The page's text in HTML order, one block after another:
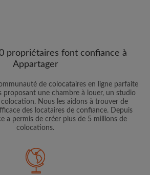
propriétaires font confiance à
Appartager
de colocataires en ligne parfaite
proposant une chambre à louer, un studio
Nous les aidons à trouver de
des locataires de confiance. Depuis
a permis de créer plus de 5 millions de
colocations.